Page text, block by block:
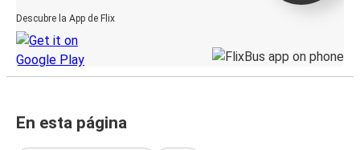
Descubre la App de Flix
En esta página